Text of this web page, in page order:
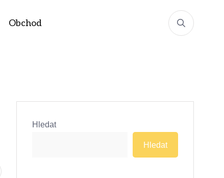
Obchod
Hledat
Hledat